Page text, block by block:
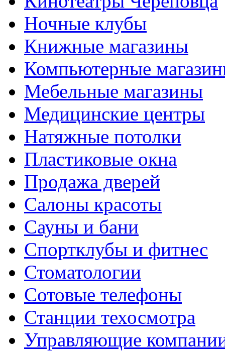
Ночные клубы
Книжные магазины
Компьютерные
Мебельные магазины
Медицинские центры
Натяжные потолки
Пластиковые окна
Продажа дверей
Салоны красоты
Сауны и бани
Спортклубы и фитнес
Стоматологии
Сотовые телефоны
Станции техосмотра
Управляющие